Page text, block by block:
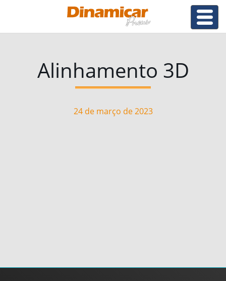
Alinhamento 3D
24 de março de 2023